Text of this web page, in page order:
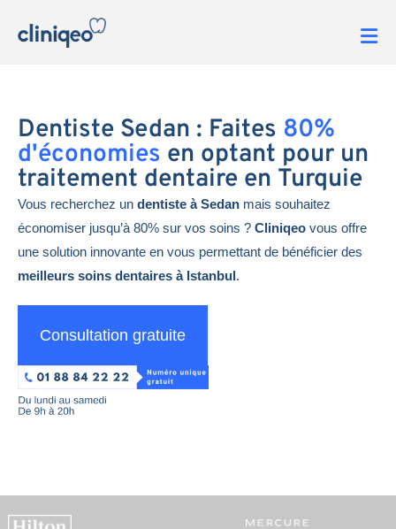
Dentiste Sedan : Faites 80%
d'économies en optant pour un
traitement dentaire en Turquie
Vous recherchez un dentiste à Sedan mais souhaitez
économiser jusqu’à 80% sur vos soins ? Cliniqeo vous offre
une solution innovante en vous permettant de bénéficier des
meilleurs soins dentaires à Istanbul.
Consultation gratuite